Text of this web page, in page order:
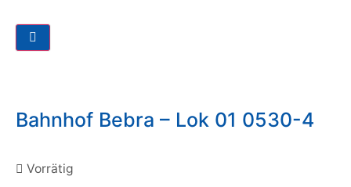
Bahnhof Bebra – Lok 01 0530-4
Vorrätig